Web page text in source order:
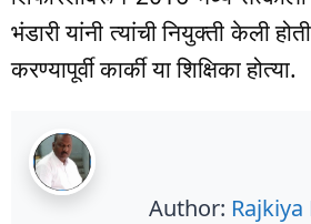
भंडारी यांनी त्यांची नियुक्ती केली
करण्यापूर्वी कार्की या शिक्षिका होत्या.
Author: Rajkiya